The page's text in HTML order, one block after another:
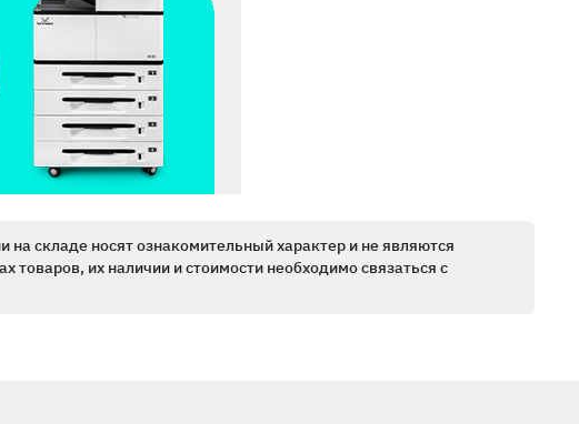
складе носят ознакомительный характер и не являются
их наличии и стоимости необходимо связаться с